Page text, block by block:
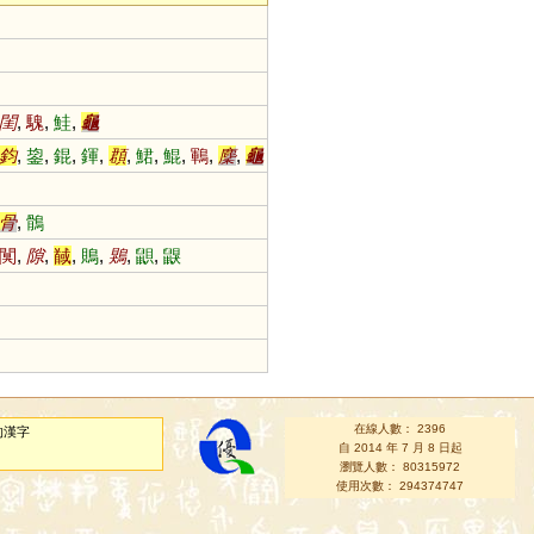
,騩, 鮭, 龜
, 鋆, 錕, 鍕, 頵, 鮶, 鯤, 鶤, 麇, 龜
, 鶻
, 隙, 馘, 鵙, 鶪, 鼰, 鼳
漢字
在線人數： 2396
自 2014 年 7 月 8 日起
瀏覽人數： 80315972
使用次數： 294374747